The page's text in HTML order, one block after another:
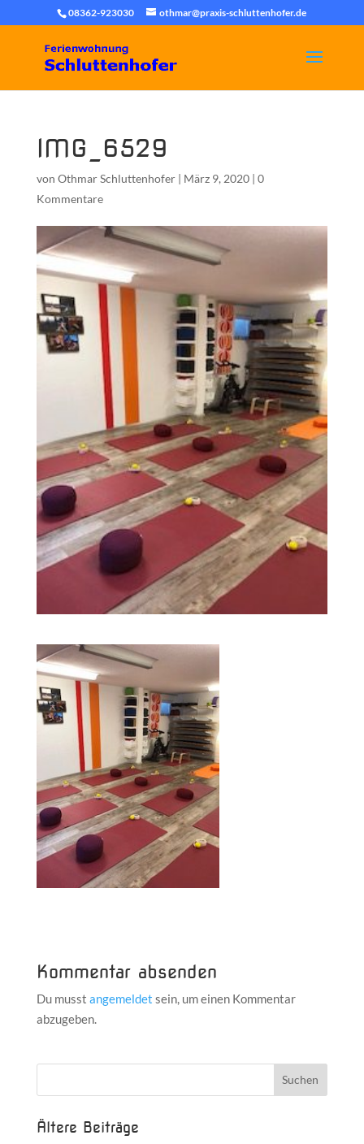
08362-923030 othmar@praxis-schluttenhofer.de
IMG_6529
von Othmar Schluttenhofer| März 9, 2020| 0
Kommentare
Kommentar absenden
Du musst angemeldet sein, um einen Kommentar
abzugeben.
Ältere Beiträge